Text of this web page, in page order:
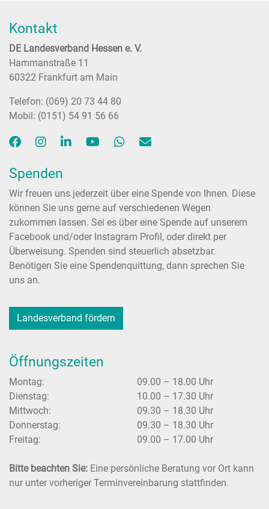
Kontakt
DE Landesverband Hessen e. V.
Hammanstraße 11
60322 Frankfurt am Main
Telefon: (069) 20 73 44 80
Mobil: (0151) 54 91 56 66
Spenden
Wir freuen uns jederzeit über eine Spende von Ihnen. Diese
können Sie uns gerne auf verschiedenen Wegen
zukommen lassen. Sei es über eine Spende auf unserem
Facebook und/oder Instagram Profil, oder direkt per
Überweisung. Spenden sind steuerlich absetzbar.
Benötigen Sie eine Spendenquittung, dann sprechen Sie
uns an.
Landesverband fördern
Öffnungszeiten
Montag:
09.00 – 18.00 Uhr
Dienstag:
10.00 – 17.30 Uhr
Mittwoch:
09.30 – 18.30 Uhr
Donnerstag:
09.30 – 18.30 Uhr
Freitag:
09.00 – 17.00 Uhr
Bitte beachten Sie: Eine persönliche Beratung vor Ort kann
nur unter vorheriger Terminvereinbarung stattfinden.